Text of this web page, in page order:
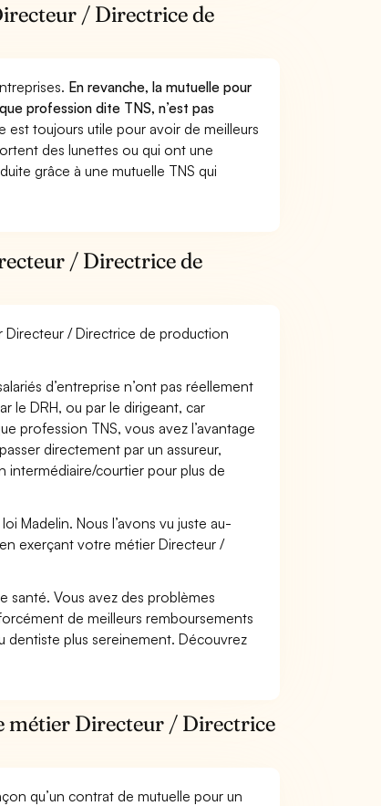
/ Directrice de
En revanche, la mutuelle pour
profession dite TNS, n’est pas
est toujours utile pour avoir de meilleurs
des lunettes ou qui ont une
grâce à une mutuelle TNS qui
/ Directrice de
Directeur / Directrice de production
d’entreprise n’ont pas réellement
le DRH, ou par le dirigeant, car
profession TNS, vous avez l’avantage
directement par un assureur,
courtier pour plus de
Madelin. Nous l’avons vu juste au-
exerçant votre métier Directeur /
santé. Vous avez des problèmes
de meilleurs remboursements
plus sereinement. Découvrez
métier Directeur / Directrice
qu’un contrat de mutuelle pour un